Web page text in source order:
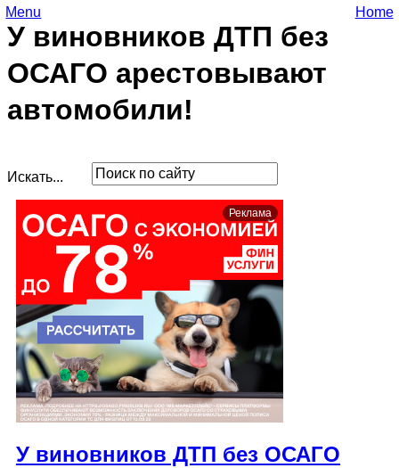
У виновников ДТП без
ОСАГО арестовывают
автомобили!
Menu Home
Искать...
Реклама
У виновников ДТП без ОСАГО